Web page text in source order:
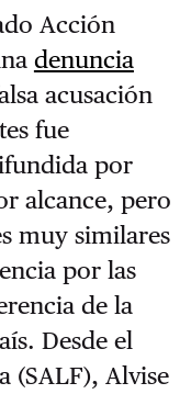
Acción
denuncia
acusación
fue
por
alcance, pero
muy similares
por las
de la
Desde el
(SALF), Alvise